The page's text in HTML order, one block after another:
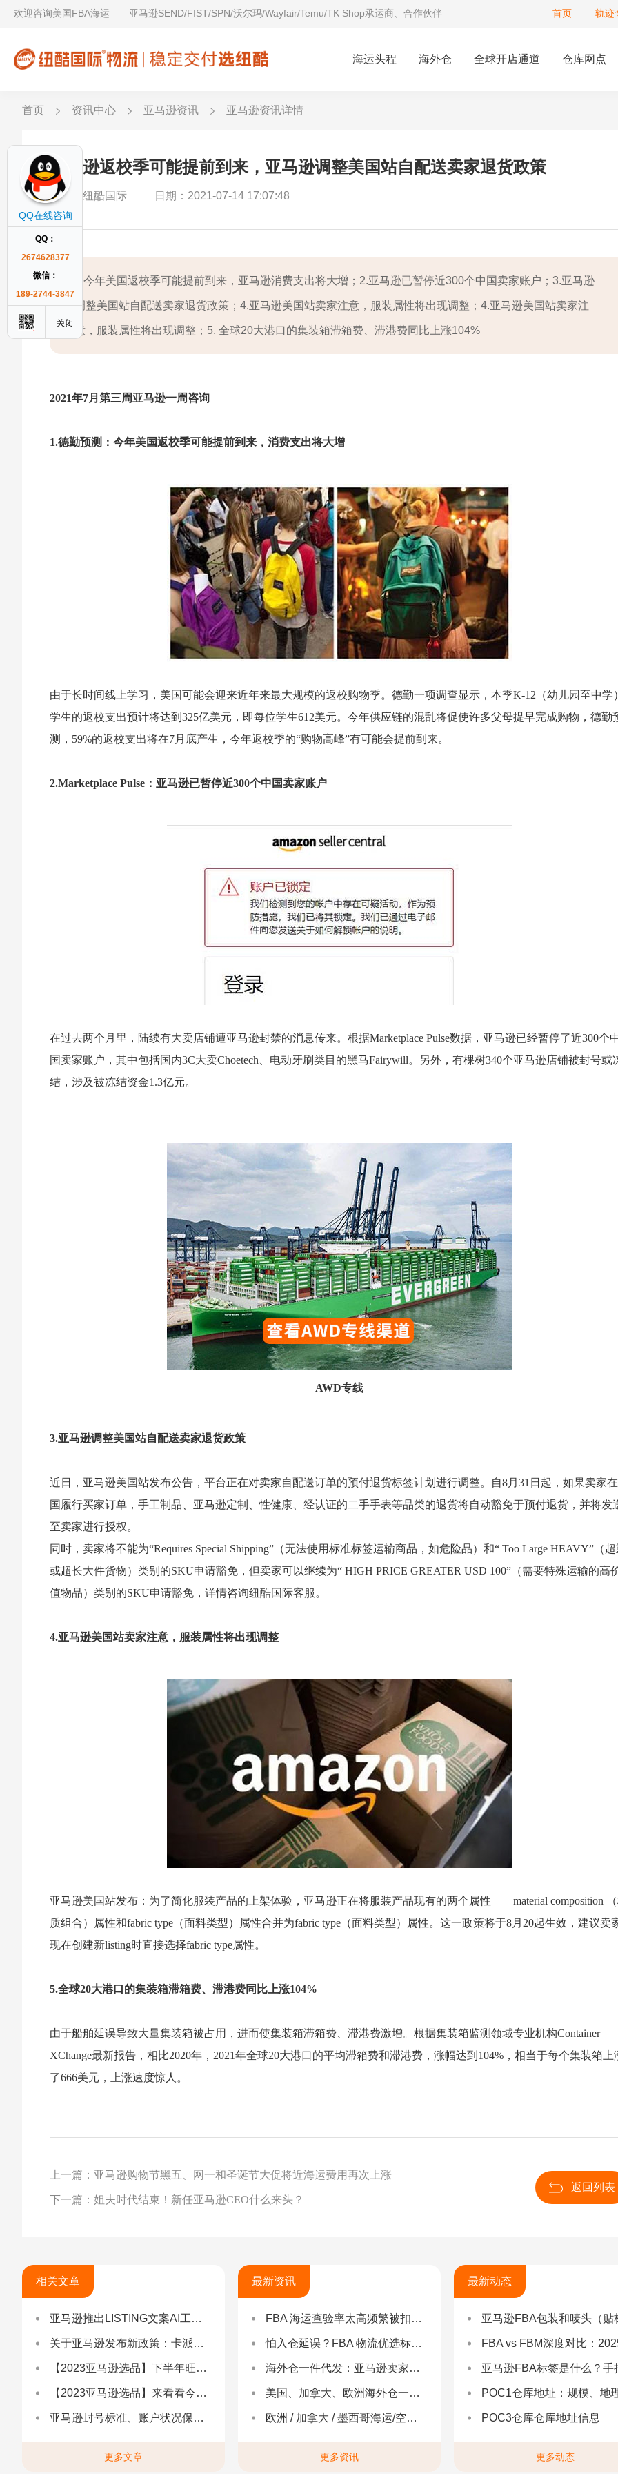
欢迎咨询美国FBA海运——亚马逊SEND/FIST/SPN/沃尔玛/Wayfair/Temu/TK Shop承运商、合作伙伴 首页 轨迹
海运头程 海外仓 全球开店通道 仓库网点
首页 资讯中心 亚马逊资讯 亚马逊资讯详情
亚马逊返校季可能提前到来，亚马逊调整美国站自配送卖家退货政策
作者：纽酷国际 日期：2021-07-14 17:07:48
1.今年美国返校季可能提前到来，亚马逊消费支出将大增；2.亚马逊已暂停近300个中国卖家账户；3.亚马逊
调整美国站自配送卖家退货政策；4.亚马逊美国站卖家注意，服装属性将出现调整；4.亚马逊美国站卖家注
意，服装属性将出现调整；5. 全球20大港口的集装箱滞箱费、滞港费同比上涨104%
2021年7月第三周亚马逊一周咨询
1.德勤预测：今年美国返校季可能提前到来，消费支出将大增
由于长时间线上学习，美国可能会迎来近年来最大规模的返校购物季。德勤一项调查显示，本季K-12（幼儿园至中学
学生的返校支出预计将达到325亿美元，即每位学生612美元。今年供应链的混乱将促使许多父母提早完成购物，德勤
测，59%的返校支出将在7月底产生，今年返校季的“购物高峰”有可能会提前到来。
2.Marketplace Pulse：亚马逊已暂停近300个中国卖家账户
在过去两个月里，陆续有大卖店铺遭亚马逊封禁的消息传来。根据Marketplace Pulse数据，亚马逊已经暂停了近300个
国卖家账户，其中包括国内3C大卖Choetech、电动牙刷类目的黑马Fairywill。另外，有棵树340个亚马逊店铺被封号或
结，涉及被冻结资金1.3亿元。
AWD专线
3.亚马逊调整美国站自配送卖家退货政策
近日，亚马逊美国站发布公告，平台正在对卖家自配送订单的预付退货标签计划进行调整。自8月31日起，如果卖家
国履行买家订单，手工制品、亚马逊定制、性健康、经认证的二手手表等品类的退货将自动豁免于预付退货，并将发
至卖家进行授权。
同时，卖家将不能为“Requires Special Shipping”（无法使用标准标签运输商品，如危险品）和“ Too Large HEAVY”（
或超长大件货物）类别的SKU申请豁免，但卖家可以继续为“ HIGH PRICE GREATER USD 100”（需要特殊运输的高
值物品）类别的SKU申请豁免，详情咨询纽酷国际客服。
4.亚马逊美国站卖家注意，服装属性将出现调整
亚马逊美国站发布：为了简化服装产品的上架体验，亚马逊正在将服装产品现有的两个属性——material composition
质组合）属性和fabric type（面料类型）属性合并为fabric type（面料类型）属性。这一政策将于8月20起生效，建议卖
现在创建新listing时直接选择fabric type属性。
5.全球20大港口的集装箱滞箱费、滞港费同比上涨104%
由于船舶延误导致大量集装箱被占用，进而使集装箱滞箱费、滞港费激增。根据集装箱监测领域专业机构Container
XChange最新报告，相比2020年，2021年全球20大港口的平均滞箱费和滞港费，涨幅达到104%，相当于每个集装箱上
了666美元，上涨速度惊人。
返回列表
上一篇：亚马逊购物节黑五、网一和圣诞节大促将近海运费用再次上涨
下一篇：姐夫时代结束！新任亚马逊CEO什么来头？
相关文章
亚马逊推出LISTING文案AI工具，亚马逊在西班牙站点依然是第一电商平台
关于亚马逊发布新政策：卡派送仓预约PO准确性要求
【2023亚马逊选品】下半年旺季选品——西方节日品类
【2023亚马逊选品】来看看今年夏天户外庭院有什么爆款
亚马逊封号标准、账户状况保障计划AHA、承运人计划SEND、卖家钱包计划
更多文章
最新资讯
FBA 海运查验率太高频繁被扣货，如何选择低查验物流货代？
怕入仓延误？FBA 物流优选标准：自营仓 + 自有车队是核心硬指标
海外仓一件代发：亚马逊卖家合规履约与长效增长解决方案
美国、加拿大、欧洲海外仓一件代发
欧洲 / 加拿大 / 墨西哥海运/空运 | 多国海运一站式解决方案
更多资讯
最新动态
亚马逊FBA包装和唛头（贴标签）要求（2025最新详
FBA vs FBM深度对比：2025年卖家该如何选择？（附决策流程
亚马逊FBA标签是什么？手把手教你设置与避坑（附超全指
POC1仓库地址：规模、地理与优势分
POC3仓库仓库地址信息
更多动态
QQ在线咨询
QQ：
2674628377
微信：
189-2744-3847